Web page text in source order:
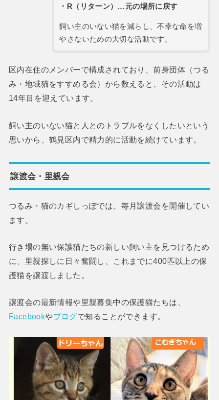
・R（リターン）…元の場所に戻す
飼い主のいない猫を減らし、不幸な命を増
やさないための大切な活動です。
区内在住のメンバーで構成されており、前身団体（つる
み・地域猫をすすめる会）から数えると、その活動は
14年目を迎えています。
飼い主のいない猫と人とのトラブルをなくしたいという
思いから、鶴見区内で精力的に活動を続けています。
譲渡会・里親会
つるみ・猫のカギしっぽでは、毎月譲渡会を開催してい
ます。
行き場の無い保護猫たちの新しい飼い主を見つけるため
に、里親探しに日々奮闘し、これまでに400匹以上の保
護猫を譲渡しました。
譲渡会の最新情報や里親募集中の保護猫たちは、
Facebookやブログで知ることができます。